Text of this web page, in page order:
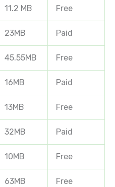
11.2 MB Free
23MB Paid
45.55MB Free
16MB Paid
13MB Free
32MB Paid
10MB Free
63MB Free